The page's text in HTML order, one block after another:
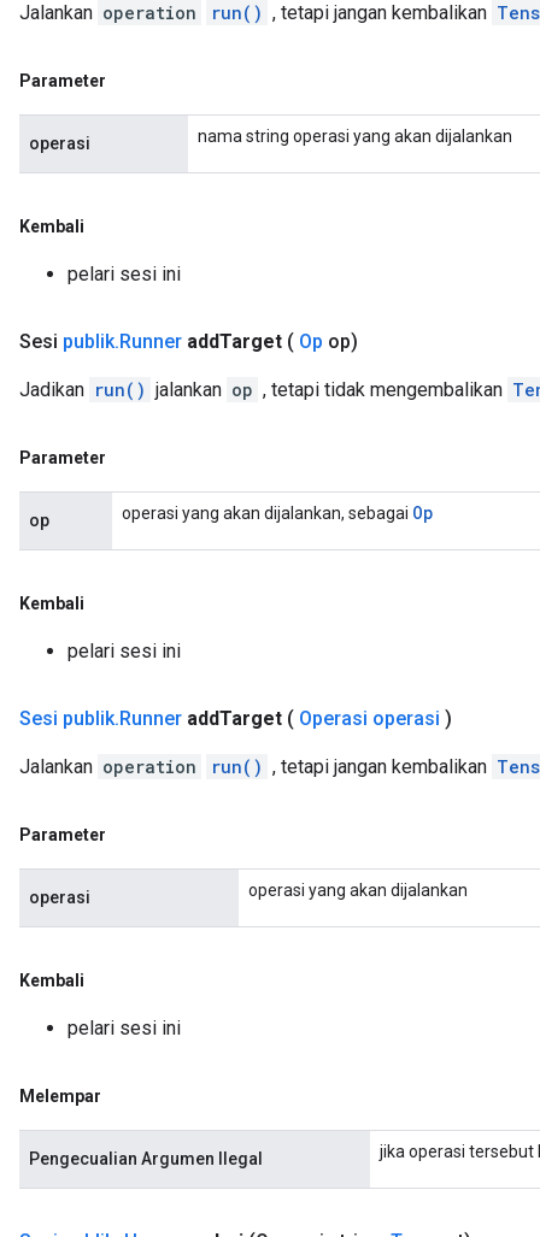
Jalankan operation run() , tetapi jangan kembalikan
Parameter
operasi nama string operasi yang akan dijalankan
Kembali
pelari sesi ini
Sesi publik.Runner addTarget ( Op op)
Jadikan run() jalankan op , tetapi tidak mengembalikan
Parameter
op operasi yang akan dijalankan, sebagai Op
Kembali
pelari sesi ini
Sesi publik.Runner addTarget ( Operasi operasi )
Jalankan operation run() , tetapi jangan kembalikan
Parameter
operasi operasi yang akan dijalankan
Kembali
pelari sesi ini
Melempar
Pengecualian Argumen Ilegal jika operasi tersebut